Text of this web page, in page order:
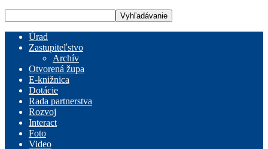
Úrad
Zastupiteľstvo
Archív
Otvorená župa
E-knižnica
Dotácie
Rada partnerstva
Rozvoj
Interact
Foto
Video